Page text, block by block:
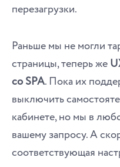
перезагрузки.
Раньше мы не могли
страницы, теперь же
со SPA. Пока их
выключить
кабинете, но мы в
вашему запросу. А
соответствующая